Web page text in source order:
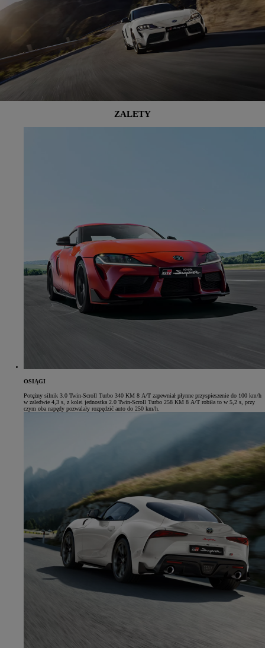
ZALETY
OSIĄGI
Potężny silnik 3.0 Twin-Scroll Turbo 340 KM 8 A/T zapewniał płynne przyspieszenie do 100 km/h
w zaledwie 4,3 s, z kolei jednostka 2.0 Twin-Scroll Turbo 258 KM 8 A/T robiła to w 5,2 s, przy
czym oba napędy pozwalały rozpędzić auto do 250 km/h.